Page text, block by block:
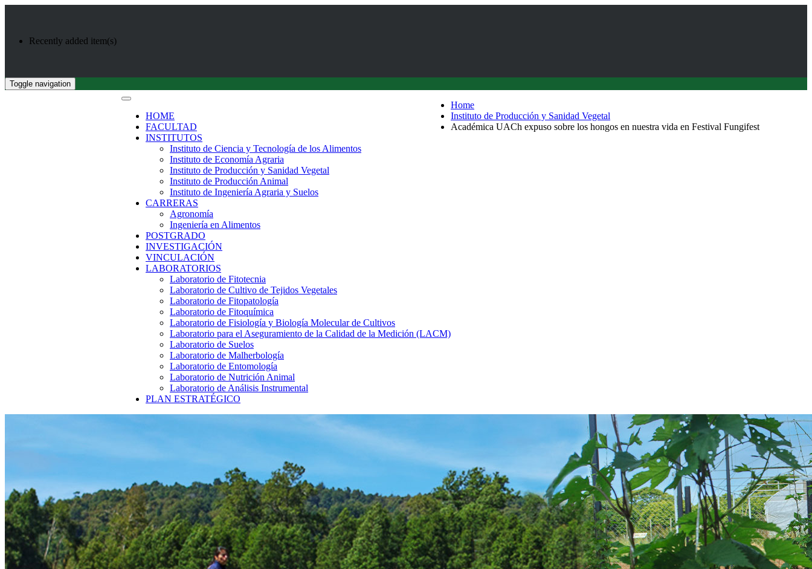
Recently added item(s)
Toggle navigation
HOME
FACULTAD
INSTITUTOS
Instituto de Ciencia y Tecnología de los Alimentos
Instituto de Economía Agraria
Instituto de Producción y Sanidad Vegetal
Instituto de Producción Animal
Instituto de Ingeniería Agraria y Suelos
CARRERAS
Agronomía
Ingeniería en Alimentos
POSTGRADO
INVESTIGACIÓN
VINCULACIÓN
LABORATORIOS
Laboratorio de Fitotecnia
Laboratorio de Cultivo de Tejidos Vegetales
Laboratorio de Fitopatología
Laboratorio de Fitoquímica
Laboratorio de Fisiología y Biología Molecular de Cultivos
Laboratorio para el Aseguramiento de la Calidad de la Medición (LACM)
Laboratorio de Suelos
Laboratorio de Malherbología
Laboratorio de Entomología
Laboratorio de Nutrición Animal
Laboratorio de Análisis Instrumental
PLAN ESTRATÉGICO
Home
Instituto de Producción y Sanidad Vegetal
Académica UACh expuso sobre los hongos en nuestra vida en Festival Fungifest